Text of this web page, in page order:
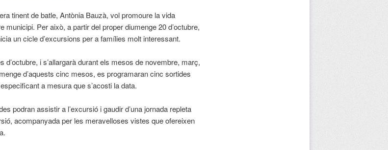
tinent de batle, Antònia Bauzà, vol promoure la vida
municipi. Per això, a partir del proper diumenge 20 d’octubre,
un cicle d’excursions per a famílies molt interessant.
d’octubre, i s’allargarà durant els mesos de novembre, març,
d’aquests cinc mesos, es programaran cinc sortides
a mesura que s’acosti la data.
podran assistir a l’excursió i gaudir d’una jornada repleta
acompanyada per les meravelloses vistes que ofereixen